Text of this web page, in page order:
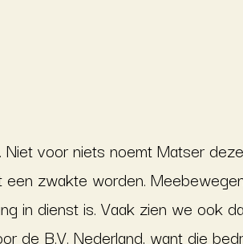
voor niets noemt Matser deze
zwakte worden.
in dienst is. Vaak zien we ook
de B.V. Nederland, want die